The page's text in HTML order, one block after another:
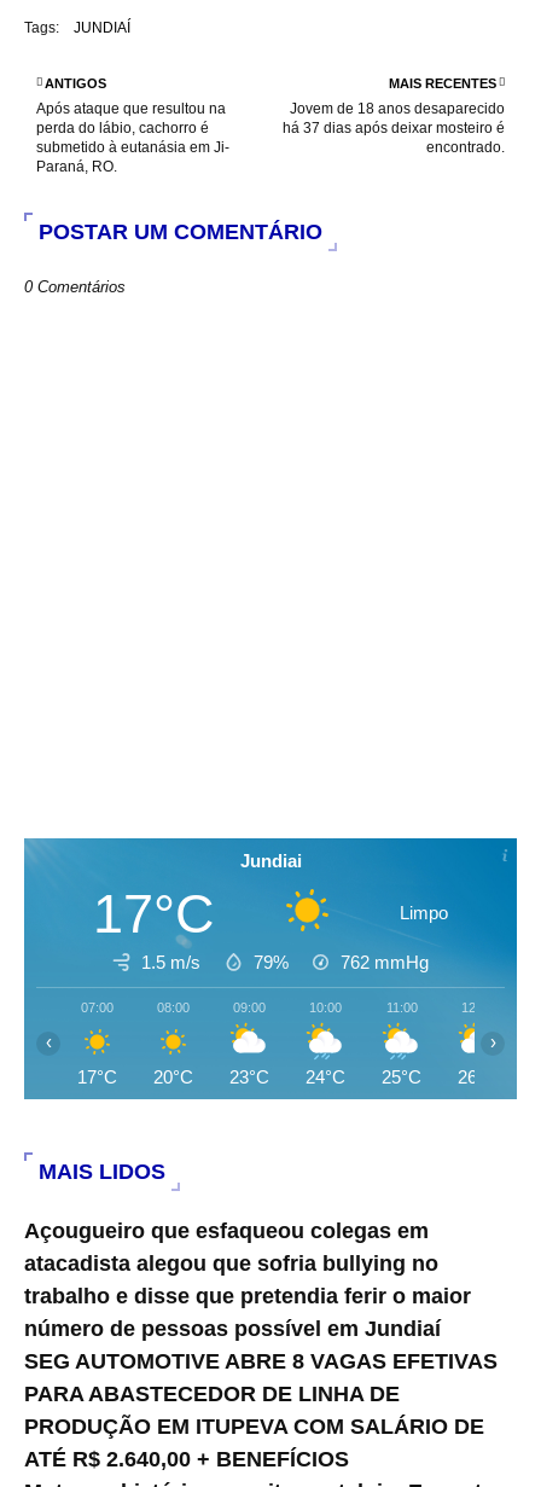
o
t
Tags: JUNDIAÍ
MAIS RECENTES
Jovem de 18 anos desaparecido
há 37 dias após deixar mosteiro é
encontrado.
ANTIGOS
Após ataque que resultou na
perda do lábio, cachorro é
submetido à eutanásia em Ji-
Paraná, RO.
POSTAR UM COMENTÁRIO
0 Comentários
Jundiai
17°C Limpo
1.5 m/s 79% 762 mmHg
07:00
17°C
08:00
20°C
09:00
23°C
10:00
24°C
11:00
25°C
12:00
26°C
‹ ›
MAIS LIDOS
Açougueiro que esfaqueou colegas em
atacadista alegou que sofria bullying no
trabalho e disse que pretendia ferir o maior
número de pessoas possível em Jundiaí
SEG AUTOMOTIVE ABRE 8 VAGAS EFETIVAS
PARA ABASTECEDOR DE LINHA DE
PRODUÇÃO EM ITUPEVA COM SALÁRIO DE
ATÉ R$ 2.640,00 + BENEFÍCIOS